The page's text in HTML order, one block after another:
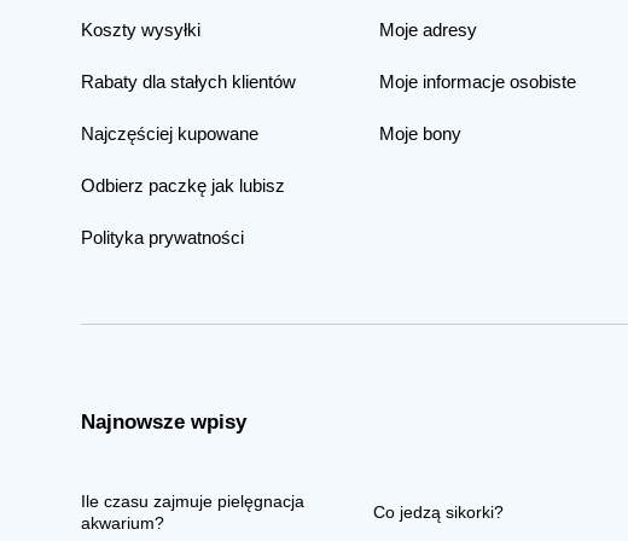
Koszty wysyłki
Rabaty dla stałych klientów
Najczęściej kupowane
Odbierz paczkę jak lubisz
Polityka prywatności
Moje adresy
Moje informacje osobiste
Moje bony
Najnowsze wpisy
Ile czasu zajmuje pielęgnacja
akwarium?
Co jedzą sikorki?